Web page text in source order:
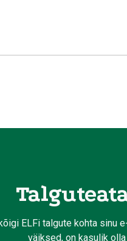
ELFi talgute kohta sinu
väiksed, on kasulik